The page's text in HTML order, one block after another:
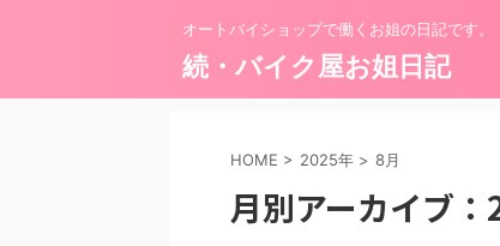
オートバイショップで働くお姐の日記です。
続・バイク屋お姐日記
HOME > 2025年 > 8月
月別アーカイブ